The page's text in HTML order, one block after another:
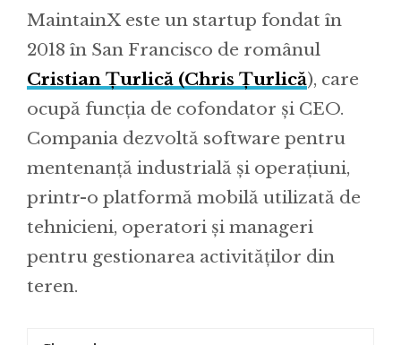
MaintainX este un startup fondat în
2018 în San Francisco de românul
Cristian Țurlică (Chris Țurlică), care
ocupă funcția de cofondator și CEO.
Compania dezvoltă software pentru
mentenanță industrială și operațiuni,
printr-o platformă mobilă utilizată de
tehnicieni, operatori și manageri
pentru gestionarea activităților din
teren.